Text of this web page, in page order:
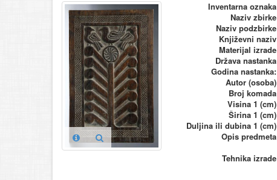
Inventarna oznaka
Naziv zbirke
Naziv podzbirke
Književni naziv
Materijal izrade
Država nastanka
Godina nastanka:
Autor (osoba)
Broj komada
Visina 1 (cm)
Širina 1 (cm)
Duljina ili dubina 1 (cm)
Opis predmeta
Tehnika izrade